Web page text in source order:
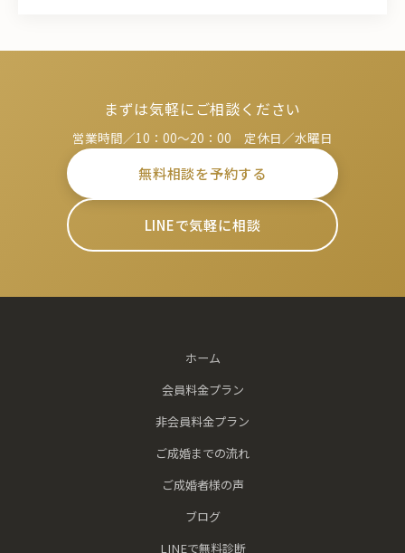
まずは気軽にご相談ください
営業時間／10：00～20：00 定休日／水曜日
無料相談を予約する
LINEで気軽に相談
ホーム
会員料金プラン
非会員料金プラン
ご成婚までの流れ
ご成婚者様の声
ブログ
LINEで無料診断